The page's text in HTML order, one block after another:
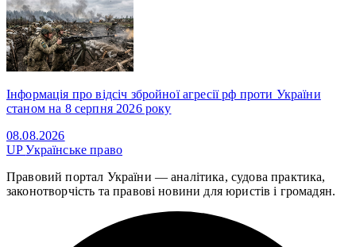
Інформація про відсіч збройної агресії рф проти України
станом на 8 серпня 2026 року
08.08.2026
UPУкраїнське право
Правовий портал України — аналітика, судова практика,
законотворчість та правові новини для юристів і громадян.